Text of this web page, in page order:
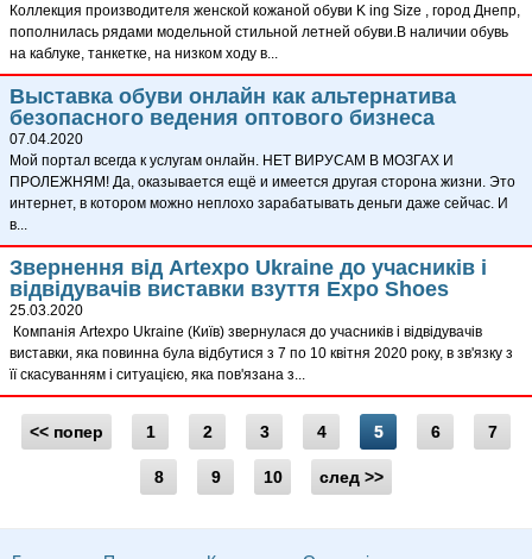
Коллекция производителя женской кожаной обуви K ing Size , город Днепр,
пополнилась рядами модельной стильной летней обуви.В наличии обувь
на каблуке, танкетке, на низком ходу в...
Выставка обуви онлайн как альтернатива
безопасного ведения оптового бизнеса
07.04.2020
Мой портал всегда к услугам онлайн. НЕТ ВИРУСАМ В МОЗГАХ И
ПРОЛЕЖНЯМ! Да, оказывается ещё и имеется другая сторона жизни. Это
интернет, в котором можно неплохо зарабатывать деньги даже сейчас. И
в...
Звернення від Artexpo Ukraine до учасників і
відвідувачів виставки взуття Expo Shoes
25.03.2020
Компанія Artexpo Ukraine (Київ) звернулася до учасників і відвідувачів
виставки, яка повинна була відбутися з 7 по 10 квітня 2020 року, в зв'язку з
її скасуванням і ситуацією, яка пов'язана з...
<< попер 1 2 3 4 5 6 7
8 9 10 след >>